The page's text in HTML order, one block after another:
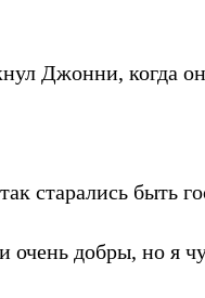
Джонни, когда
старались быть
добры, но я